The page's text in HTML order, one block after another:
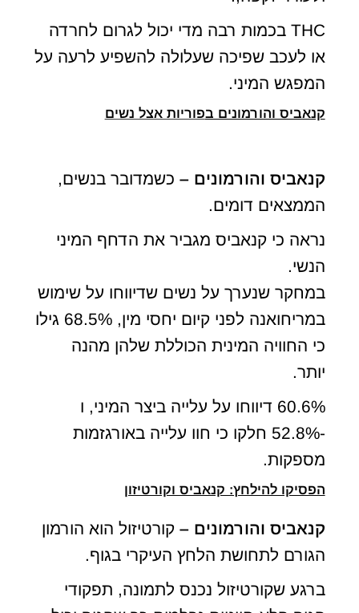
THC בכמות רבה מדי יכול לגרום לחרדה
או לעכב שפיכה שעלולה להשפיע לרעה על
המפגש המיני.
קנאביס והורמונים בפוריות אצל נשים
קנאביס והורמונים – כשמדובר בנשים,
הממצאים דומים.
נראה כי קנאביס מגביר את הדחף המיני
הנשי.
במחקר שנערך על נשים שדיווחו על שימוש
במריחואנה לפני קיום יחסי מין, 68.5% גילו
כי החוויה המינית הכוללת שלהן מהנה
יותר.
60.6% דיווחו על עלייה ביצר המיני, ו
-52.8% חלקו כי חוו עלייה באורגזמות
מספקות.
הפסיקו להילחץ: קנאביס וקורטיזון
קנאביס והורמונים – קורטיזול הוא הורמון
הגורם לתחושת הלחץ העיקרי בגוף.
ברגע שקורטיזול נכנס לתמונה, תפקודי